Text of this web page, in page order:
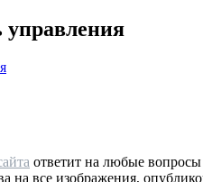
управления
ответит на любые вопросы
на все изображения,